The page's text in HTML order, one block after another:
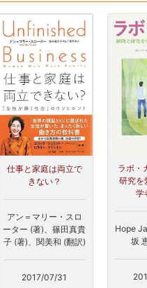
仕事と家庭は両立で
きない？
アン＝マリー・スロ
ーター (著)、篠田真貴
子 (著)、関美和 (翻訳)
2017/07/31
ラボ・
研究を
学
Hope
坂